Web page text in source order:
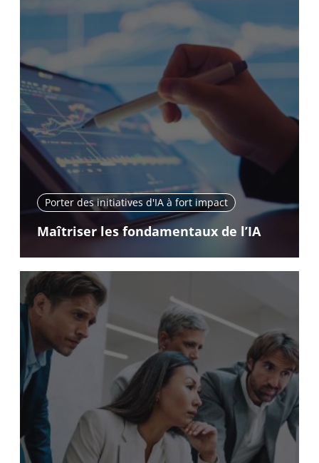
Porter des initiatives d'IA à fort impact
Maîtriser les fondamentaux de l’IA